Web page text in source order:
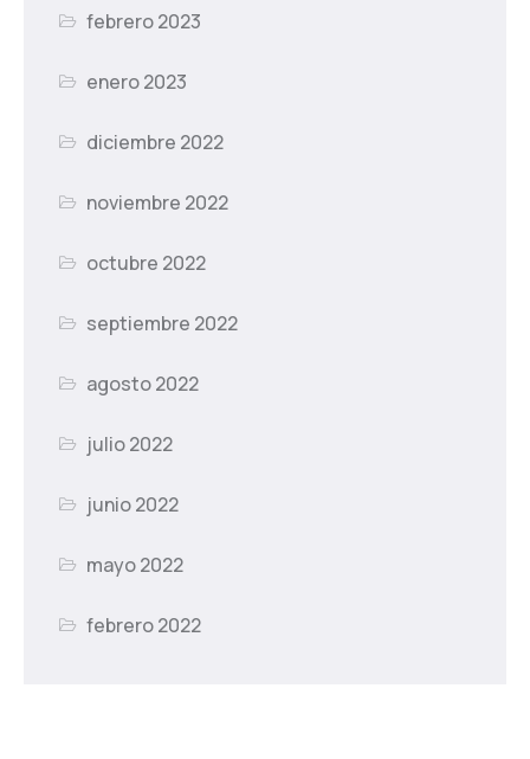
febrero 2023
enero 2023
diciembre 2022
noviembre 2022
octubre 2022
septiembre 2022
agosto 2022
julio 2022
junio 2022
mayo 2022
febrero 2022